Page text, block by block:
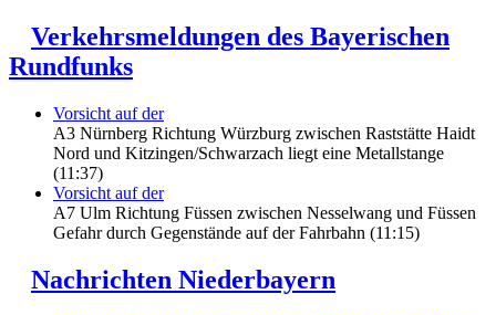
Verkehrsmeldungen des Bayerischen
Rundfunks
Vorsicht auf der
A3 Nürnberg Richtung Würzburg zwischen Raststätte Haidt
Nord und Kitzingen/Schwarzach liegt eine Metallstange
(11:37)
Vorsicht auf der
A7 Ulm Richtung Füssen zwischen Nesselwang und Füssen
Gefahr durch Gegenstände auf der Fahrbahn (11:15)
Nachrichten Niederbayern